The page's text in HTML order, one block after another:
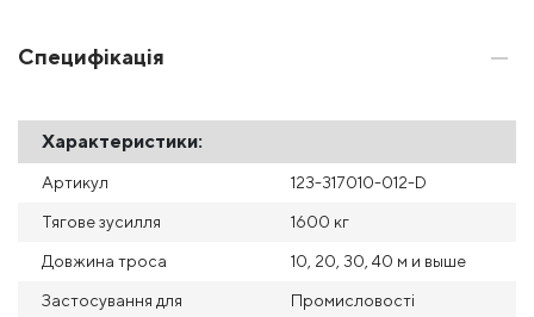
Специфікація
Характеристики:
Артикул 123-317010-012-D
Тягове зусилля 1600 кг
Довжина троса 10, 20, 30, 40 м и выше
Застосування для Промисловості